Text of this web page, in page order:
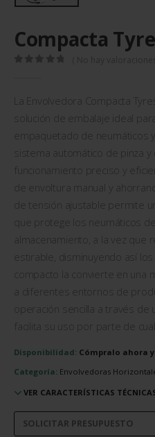
Compacta
La Envolvedora Compacta
solución de embalaje ideal
empaquetado de
sistema automático de pinza y
funcionamiento preciso y
de envoltura manual y
de tensión ajustable permite
que protege los neumáticos
almacenamiento, a la vez que
estirable, disminuyendo así
compacto la convierte en
a diferentes entornos de
operación sencilla a través de
facilita su uso por parte de
Disponibilidad: Cómpralo ahora
Categoría: Envolvedoras
VER CARACTERÍSTICAS